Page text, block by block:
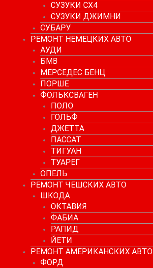
СУЗУКИ СХ4
СУЗУКИ ДЖИМНИ
СУБАРУ
РЕМОНТ НЕМЕЦКИХ АВТО
АУДИ
БМВ
МЕРСЕДЕС БЕНЦ
ПОРШЕ
ФОЛЬКСВАГЕН
ПОЛО
ГОЛЬФ
ДЖЕТТА
ПАССАТ
ТИГУАН
ТУАРЕГ
ОПЕЛЬ
РЕМОНТ ЧЕШСКИХ АВТО
ШКОДА
ОКТАВИЯ
ФАБИА
РАПИД
ЙЕТИ
РЕМОНТ АМЕРИКАНСКИХ АВТО
ФОРД